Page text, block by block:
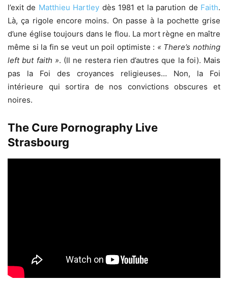
l’exit de Matthieu Hartley dès 1981 et la parution de Faith.
Là, ça rigole encore moins. On passe à la pochette grise
d’une église toujours dans le flou. La mort règne en maître
même si la fin se veut un poil optimiste : « There’s nothing
left but faith ». (Il ne restera rien d’autres que la foi). Mais
pas la Foi des croyances religieuses… Non, la Foi
intérieure qui sortira de nos convictions obscures et
noires.
The Cure Pornography Live
Strasbourg